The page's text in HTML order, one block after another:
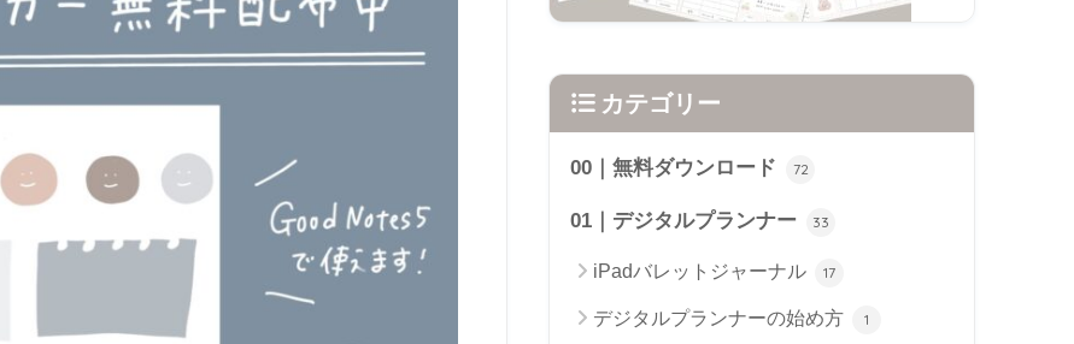
カテゴリー
00｜無料ダウンロード 72
01｜デジタルプランナー 33
iPadバレットジャーナル 17
デジタルプランナーの始め方 1